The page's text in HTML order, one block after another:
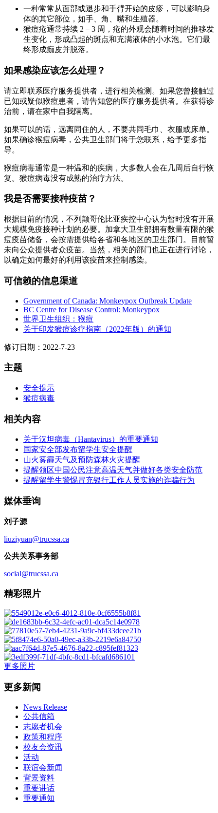
一种常常从面部或退步和手臂开始的皮疹，可以影响身
体的其它部位，如手、角、嘴和生殖器。
猴痘疮通常持续 2 – 3 周，疮的外观会随着时间的推移发
生变化，形成凸起的斑点和充满液体的小水泡。它们最
终形成痂皮并脱落。
如果感染应该怎么处理？
请立即联系医疗服务提供者，进行相关检测。如果您曾接触过
已知或疑似猴痘患者，请告知您的医疗服务提供者。在获得诊
治前，请在家中自我隔离。
如果可以的话，远离同住的人，不要共同毛巾、衣服或床单。
如果确诊猴痘病毒，公共卫生部门将于您联系，给予更多指
导。
猴痘病毒通常是一种温和的疾病，大多数人会在几周后自行恢
复。猴痘病毒没有成熟的治疗方法。
我是否需要接种疫苗？
根据目前的情况，不列颠哥伦比亚疾控中心认为暂时没有开展
大规模免疫接种计划的必要。加拿大卫生部拥有数量有限的猴
痘疫苗储备，会按需提供给各省和各地区的卫生部门。目前暂
未向公众提供者众疫苗。当然，相关的部门也正在进行讨论，
以确定如何最好的利用该疫苗来控制感染。
可信赖的信息渠道
Government of Canada: Monkeypox Outbreak Update
BC Centre for Disease Control: Monkeypox
世界卫生组织：猴痘
关于印发猴痘诊疗指南（2022年版）的通知
修订日期：2022-7-23
主题
安全提示
猴痘病毒
相关内容
关于汉坦病毒（Hantavirus）的重要通知
国家安全部发布留学生安全提醒
山火雾霾天气及预防森林火灾提醒
提醒领区中国公民注意高温天气并做好各类安全防范
提醒留学生警惕冒充银行工作人员实施的诈骗行为
媒体垂询
刘子源
liuziyuan@trucssa.ca
公共关系事务部
social@trucssa.ca
精彩照片
更多照片
更多新闻
News Release
公共信箱
志愿者机会
政策和程序
校友会资讯
活动
联谊会新闻
背景资料
重要讲话
重要通知